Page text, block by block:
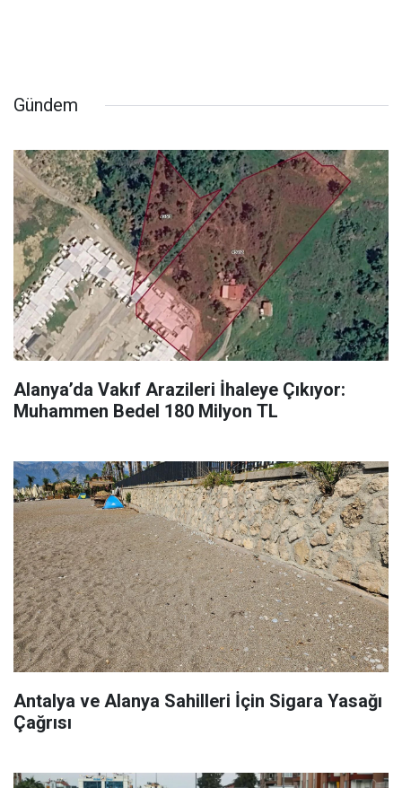
Gündem
Alanya’da Vakıf Arazileri İhaleye Çıkıyor:
Muhammen Bedel 180 Milyon TL
Antalya ve Alanya Sahilleri İçin Sigara Yasağı
Çağrısı